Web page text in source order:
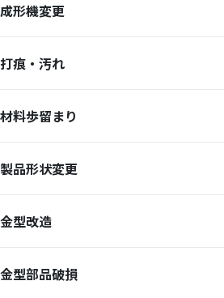
成形機変更
打痕・汚れ
材料歩留まり
製品形状変更
金型改造
金型部品破損